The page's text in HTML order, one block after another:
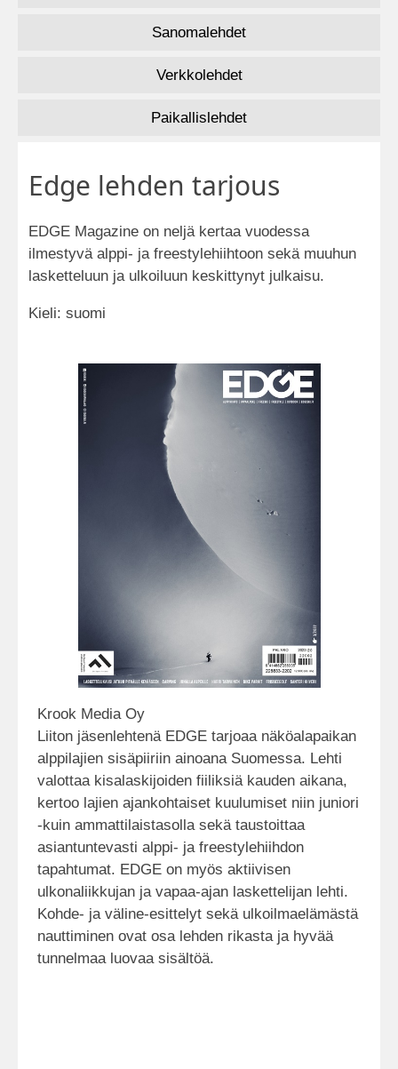
Sanomalehdet
Verkkolehdet
Paikallislehdet
Edge lehden tarjous
EDGE Magazine on neljä kertaa vuodessa
ilmestyvä alppi- ja freestylehiihtoon sekä muuhun
lasketteluun ja ulkoiluun keskittynyt julkaisu.
Kieli: suomi
Krook Media Oy
Liiton jäsenlehtenä EDGE tarjoaa näköalapaikan
alppilajien sisäpiiriin ainoana Suomessa. Lehti
valottaa kisalaskijoiden fiiliksiä kauden aikana,
kertoo lajien ajankohtaiset kuulumiset niin juniori
-kuin ammattilaistasolla sekä taustoittaa
asiantuntevasti alppi- ja freestylehiihdon
tapahtumat. EDGE on myös aktiivisen
ulkonaliikkujan ja vapaa-ajan laskettelijan lehti.
Kohde- ja väline-esittelyt sekä ulkoilmaelämästä
nauttiminen ovat osa lehden rikasta ja hyvää
tunnelmaa luovaa sisältöä.